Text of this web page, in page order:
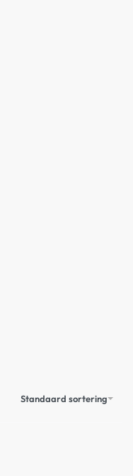
Standaard sortering